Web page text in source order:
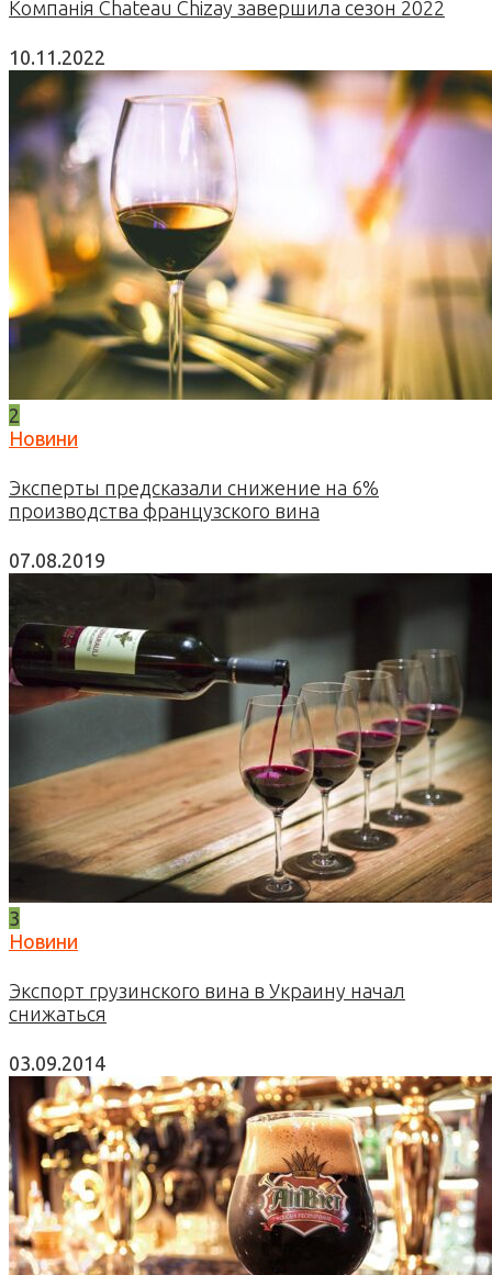
Компанія Chateau Chizay завершила сезон 2022
10.11.2022
2
Новини
Эксперты предсказали снижение на 6%
производства французского вина
07.08.2019
3
Новини
Экспорт грузинского вина в Украину начал
снижаться
03.09.2014